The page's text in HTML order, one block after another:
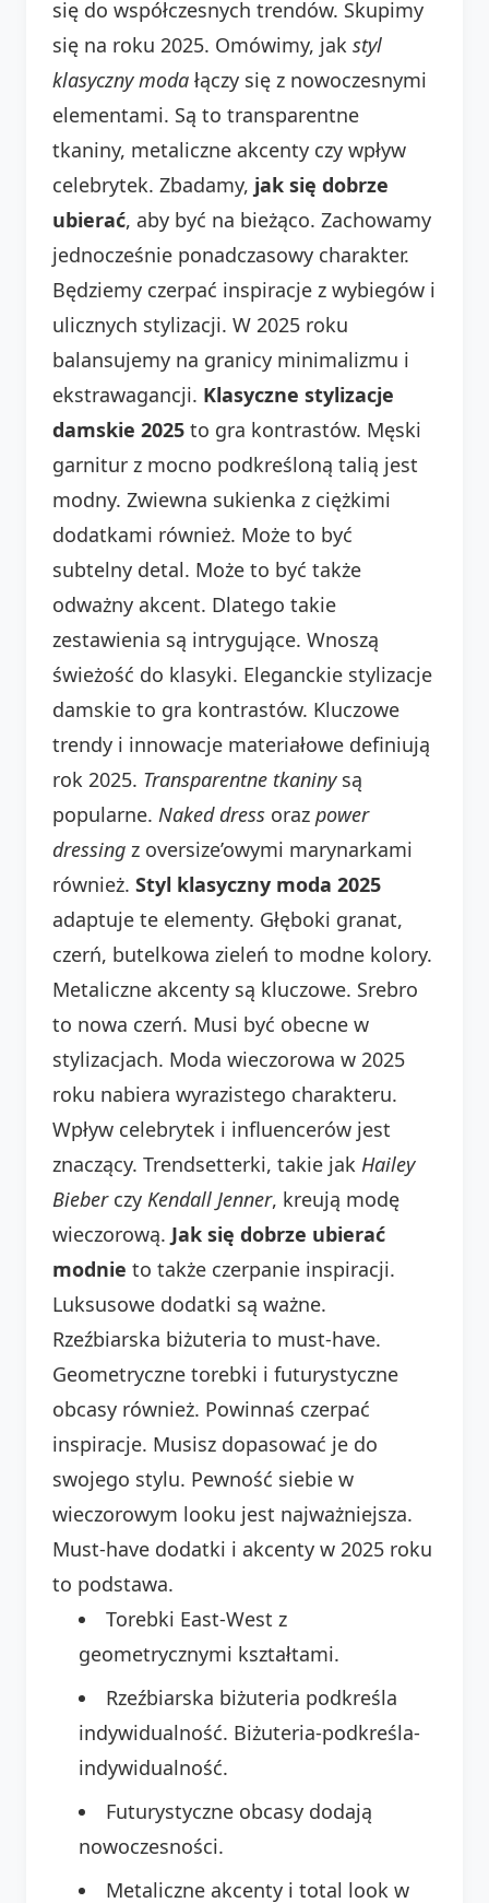
się do współczesnych trendów. Skupimy
się na roku 2025. Omówimy, jak styl
klasyczny moda łączy się z nowoczesnymi
elementami. Są to transparentne
tkaniny, metaliczne akcenty czy wpływ
celebrytek. Zbadamy, jak się dobrze
ubierać, aby być na bieżąco. Zachowamy
jednocześnie ponadczasowy charakter.
Będziemy czerpać inspiracje z wybiegów i
ulicznych stylizacji. W 2025 roku
balansujemy na granicy minimalizmu i
ekstrawagancji. Klasyczne stylizacje
damskie 2025 to gra kontrastów. Męski
garnitur z mocno podkreśloną talią jest
modny. Zwiewna sukienka z ciężkimi
dodatkami również. Może to być
subtelny detal. Może to być także
odważny akcent. Dlatego takie
zestawienia są intrygujące. Wnoszą
świeżość do klasyki. Eleganckie stylizacje
damskie to gra kontrastów. Kluczowe
trendy i innowacje materiałowe definiują
rok 2025. Transparentne tkaninysą
popularne. Naked dress oraz power
dressing z oversize’owymi marynarkami
również. Styl klasyczny moda 2025
adaptuje te elementy. Głęboki granat,
czerń, butelkowa zieleń to modne kolory.
Metaliczne akcenty są kluczowe. Srebro
to nowa czerń. Musi być obecne w
stylizacjach. Moda wieczorowa w 2025
roku nabiera wyrazistego charakteru.
Wpływ celebrytek i influencerów jest
znaczący. Trendsetterki, takie jak Hailey
Bieberczy Kendall Jenner, kreują modę
wieczorową. Jak się dobrze ubierać
modnie to także czerpanie inspiracji.
Luksusowe dodatki są ważne.
Rzeźbiarska biżuteria to must-have.
Geometryczne torebki i futurystyczne
obcasy również. Powinnaś czerpać
inspiracje. Musisz dopasować je do
swojego stylu. Pewność siebie w
wieczorowym looku jest najważniejsza.
Must-have dodatki i akcenty w 2025 roku
to podstawa.
Torebki East-West z
geometrycznymi kształtami.
Rzeźbiarska biżuteria podkreśla
indywidualność. Biżuteria-podkreśla-
indywidualność.
Futurystyczne obcasy dodają
nowoczesności.
Metaliczne akcenty i total look w